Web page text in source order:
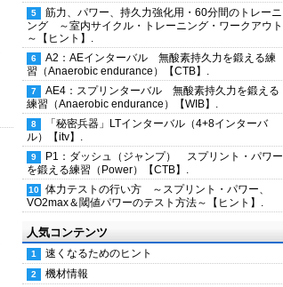
筋力、パワー、持久力強化用・60分間のトレーニ
ング ～室内サイクル・トレーニング・ワークアウト
～【ヒント】.
A2：AEインターバル 無酸素持久力を鍛える練
習（Anaerobic endurance）【CTB】.
AE4：スプリンターバル 無酸素持久力を鍛える
練習（Anaerobic endurance）【WIB】.
「秘密兵器」LTインターバル（4+8インターバ
ル）【itv】.
P1：ダッシュ（ジャンプ） スプリント・パワー
を鍛える練習（Power）【CTB】.
体力テストの行い方 ～スプリント・パワー、
VO2max＆閾値パワーのテスト方法～【ヒント】.
人気コンテンツ
速くなるためのヒント
機材情報